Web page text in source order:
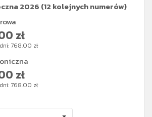
2026 (12 kolejnych numerów)
zł
768.00 zł
zł
768.00 zł